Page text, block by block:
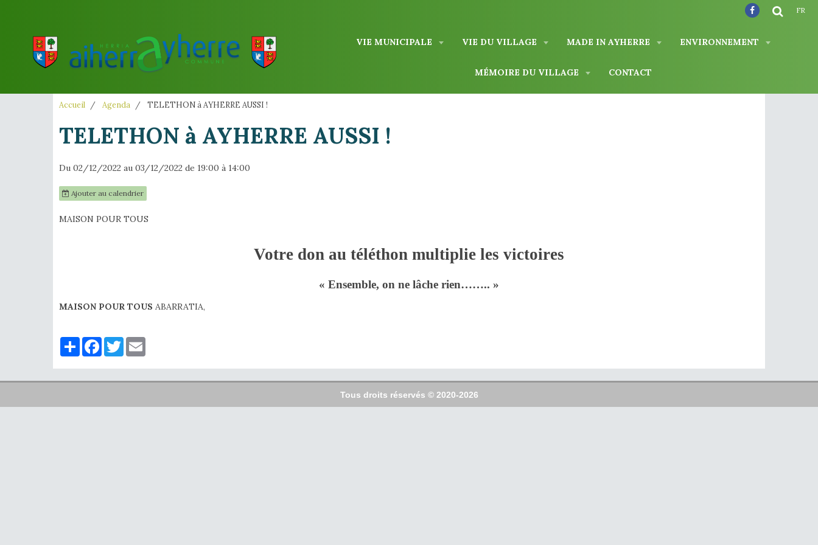
VIE MUNICIPALE VIE DU VILLAGE MADE IN AYHERRE ENVIRONNEMENT
MÉMOIRE DU VILLAGE CONTACT
FR
Accueil Agenda TELETHON à AYHERRE AUSSI !
TELETHON à AYHERRE AUSSI !
Du 02/12/2022 au 03/12/2022 de 19:00 à 14:00
Ajouter au calendrier
MAISON POUR TOUS
Votre don au téléthon multiplie les victoires
« Ensemble, on ne lâche rien…….. »
MAISON POUR TOUS ABARRATIA,
PartagerFacebook
Twitter
Tous droits réservés © 2020-2026